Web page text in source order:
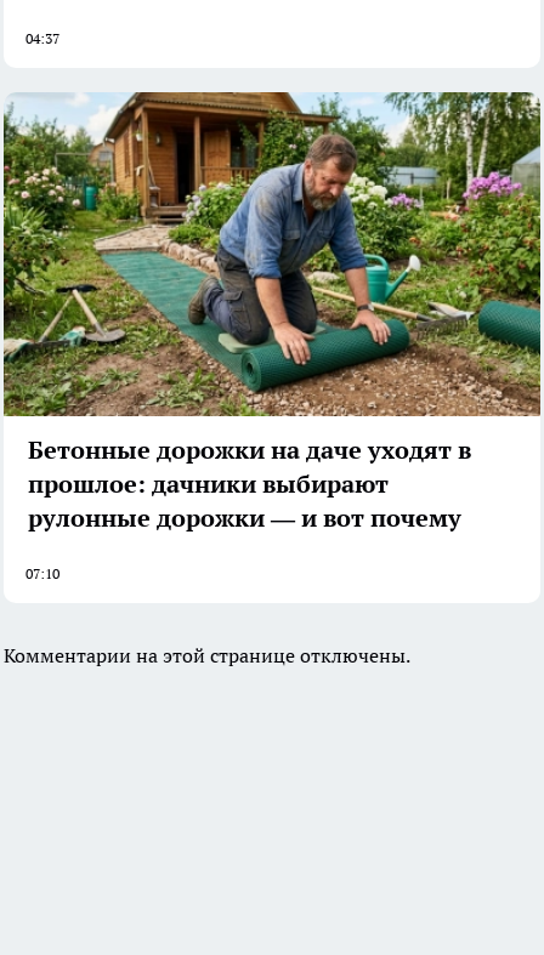
04:37
Бетонные дорожки на даче уходят в
прошлое: дачники выбирают
рулонные дорожки — и вот почему
07:10
Комментарии на этой странице отключены.